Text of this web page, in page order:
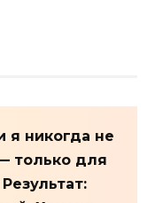
я никогда не
только для
Результат: